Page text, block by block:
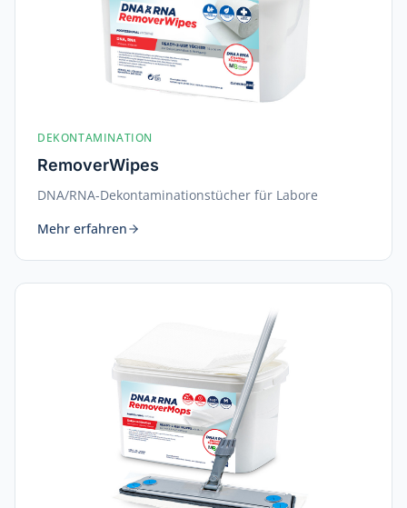
DEKONTAMINATION
RemoverWipes
DNA/RNA-Dekontaminationstücher für Labore
Mehr erfahren